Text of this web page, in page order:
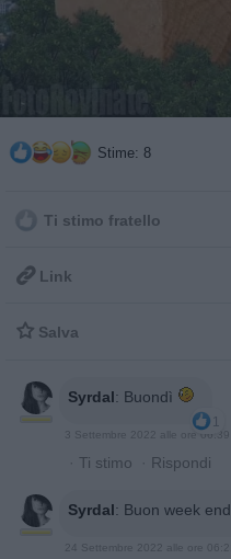
Stime: 8
Ti stimo fratello
 Link
 Salva
Syrdal: Buondì
1
3 Settembre 2022 alle ore 06:39
· Ti stimo · Rispondi
Syrdal: Buon week end